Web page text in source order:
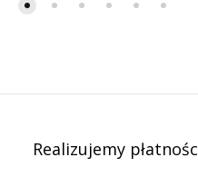
Realizujemy